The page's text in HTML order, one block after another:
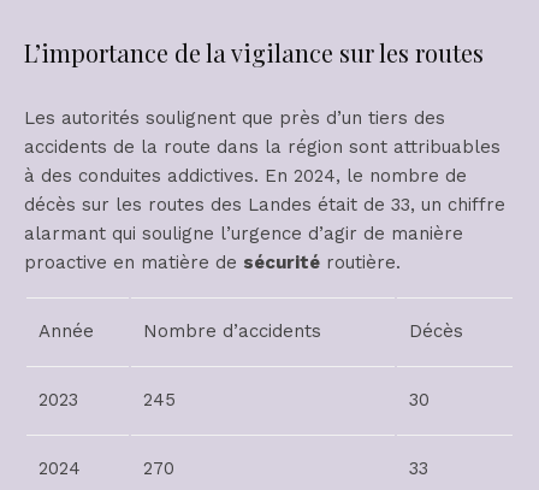
L’importance de la vigilance sur les routes
Les autorités soulignent que près d’un tiers des
accidents de la route dans la région sont attribuables
à des conduites addictives. En 2024, le nombre de
décès sur les routes des Landes était de 33, un chiffre
alarmant qui souligne l’urgence d’agir de manière
proactive en matière de sécurité routière.
Année Nombre d’accidents Décès
2023 245 30
2024 270 33